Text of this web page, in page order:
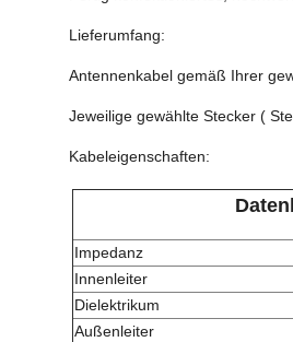
Lieferumfang:
Antennenkabel gemäß Ihrer
Jeweilige gewählte Stecker (
Kabeleigenschaften:
Impedanz
Innenleiter
Dielektrikum
Außenleiter